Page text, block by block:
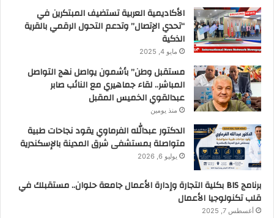
الأكاديمية العربية تستضيف المبتكرين في
“تحدي الإتصال” وتدعم التحول الرقمي بالقرية
الذكية
مايو 4, 2025
مستقبل وطن” بأشمون يواصل نهج التواصل
المباشر.. لقاء جماهيري مع النائب صابر
عبدالقوي الخميس المقبل
منذ يومين
الدكتور عبدالله الفرماوي يقود نجاحات طبية
متواصلة بمستشفى شرق المدينة بالإسكندرية
يوليو 6, 2026
برنامج BIS بكلية التجارة وإدارة الأعمال جامعة حلوان.. مستقبلك في
قلب تكنولوجيا الأعمال
أغسطس 7, 2025